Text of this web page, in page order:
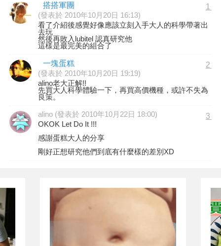
搭搭軍團
(發表於 2010年10月20日 16:13)
1
看了介紹後感覺好像應該立刻入手大人的科學帶著出
去玩
然後再敗入lubitel 認真研究他
這樣是最完美的組合了
一塊蛋糕
(發表於 2010年10月20日 19:19)
2
alino老大正解!!
先買大人科學體驗一下，再買高價機種，或許不失為
良策。
alino (發表於 2010年10月22日 18:00) 3
OKOK Let Do It !!!
感謝蛋糕大人的分享
剛好正想研究他們到底有什麼樣的差別XD